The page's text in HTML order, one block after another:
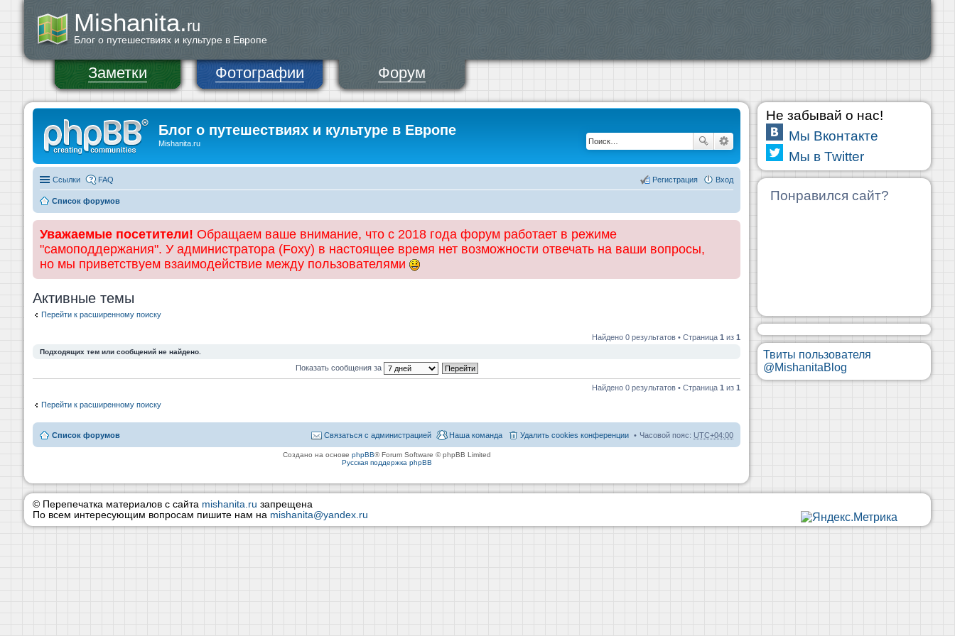
Mishanita.ru
Блог о путешествиях и культуре в Европе
Заметки Фотографии Форум
Блог о путешествиях и культуре в Европе
Mishanita.ru
Ссылки FAQ Вход
Регистрация
Список форумов
Уважаемые посетители! Обращаем ваше внимание, что с 2018 года форум работает в режиме
"самоподдержания". У администратора (Foxy) в настоящее время нет возможности отвечать на ваши вопросы,
но мы приветствуем взаимодействие между пользователями
Активные темы
Перейти к расширенному поиску
Найдено 0 результатов • Страница 1 из 1
Подходящих тем или сообщений не найдено.
Показать сообщения за
Найдено 0 результатов • Страница 1 из 1
Перейти к расширенному поиску
Список форумов Часовой пояс: UTC+04:00
Удалить cookies конференции
Наша команда
Связаться с администрацией
Создано на основе phpBB® Forum Software © phpBB Limited
Русская поддержка phpBB
Не забывай о нас!
Мы Вконтакте
Мы в Twitter
Понравился сайт?
Твиты пользователя
@MishanitaBlog
© Перепечатка материалов с сайта mishanita.ru запрещена
По всем интересующим вопросам пишите нам на mishanita@yandex.ru